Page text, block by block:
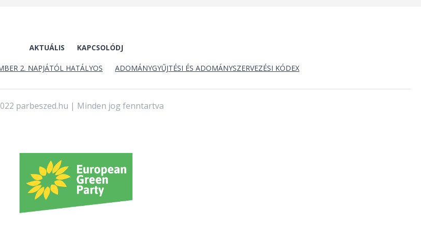
AKTUÁLIS KAPCSOLÓDJ
2. NAPJÁTÓL HATÁLYOS ADOMÁNYGYŰJTÉSI ÉS ADOMÁNYSZERVEZÉSI KÓDEX
parbeszed.hu | Minden jog fenntartva